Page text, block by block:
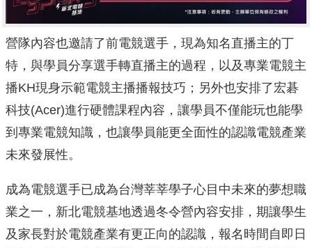
營隊內容也邀請了前電競選手，現為知名直播主的丁
特，與學員分享選手轉直播主的過程，以及專業電競主
播KH現身示範電競主播播報技巧；另外也安排了宏碁
科技(Acer)進行硬體課程內容，讓學員不僅能玩也能學
到專業電競知識，也讓學員能更全面性的認識電競產業
未來發展性。
成為電競選手已成為台灣莘莘學子心目中未來的夢想職
業之一，新北電競基地透過冬令營內容安排，期讓學生
及家長對於電競產業有更正向的認識，報名時間自即日